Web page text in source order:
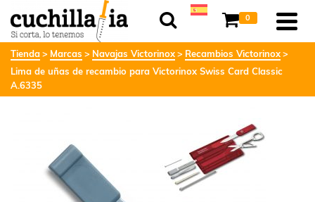
0
Tienda Marcas Navajas Victorinox
Recambios Victorinox
Lima de uñas de recambio para Victorinox Swiss Card Classic
A.6335